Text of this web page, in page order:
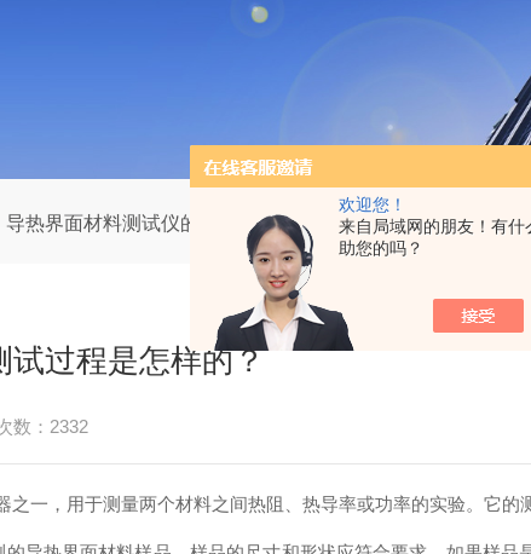
欢迎您！
来自局域网的朋友！有什
助您的吗？
导热界面材料测试仪的测试过程是怎样的？
试过程是怎样的？
数：2332
之一，用于测量两个材料之间热阻、热导率或功率的实验。它的